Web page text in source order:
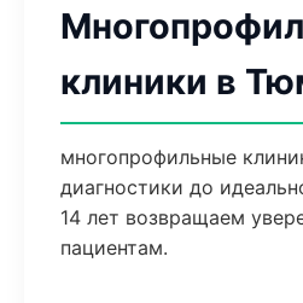
клиники в
многопрофильные
диагностики до
14 лет возвращаем
пациентам.